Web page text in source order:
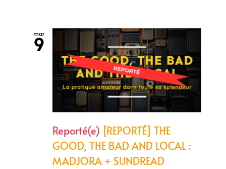
mar
9
Reporté(e) [REPORTÉ] THE
GOOD, THE BAD AND LOCAL :
MADJORA + SUNDREAD